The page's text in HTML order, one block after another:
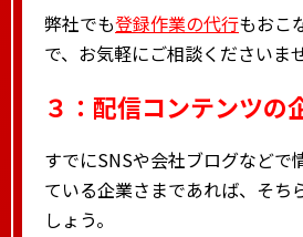
弊社でも登録作業の代行もおこ
で、お気軽にご相談くださいませ
３：配信コンテンツの
すでにSNSや会社ブログなどで
ている企業さまであれば、そち
しょう。